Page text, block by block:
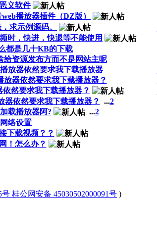
义软件
播放器插件（DZ版）
求示例源码。
时，快进，快退等不能使用
都是几十KB的下载
给资源发布方而不是网站主呢
放器依然要求我下载播放器
放器依然要求我下载播放器？
然要求我下载播放器？
器依然要求我下载播放器？ ...2
载播放器阿? ...2
网络设置
下载视频？？
！怎么办？
桂公网安备 45030502000091号 )